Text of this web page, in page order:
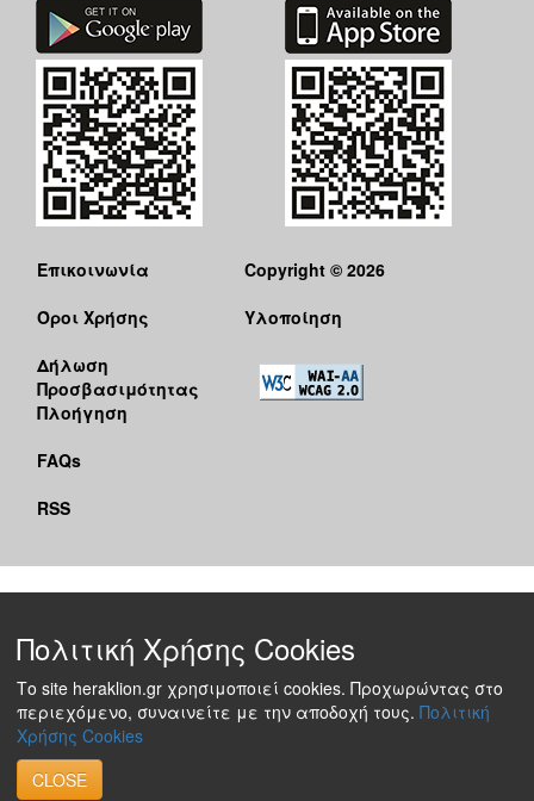
Επικοινωνία
Όροι Χρήσης
Δήλωση
Προσβασιμότητας
Πλοήγηση
FAQs
RSS
Copyright © 2026
Υλοποίηση
Πολιτική Χρήσης Cookies
Το site heraklion.gr χρησιμοποιεί cookies. Προχωρώντας στο
περιεχόμενο, συναινείτε με την αποδοχή τους. Πολιτική
Χρήσης Cookies
CLOSE